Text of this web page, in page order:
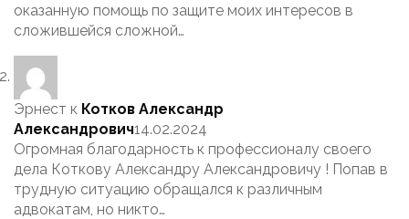
оказанную помощь по защите моих интересов в
сложившейся сложной…
Эрнест к Котков Александр
Александрович14.02.2024
Огромная благодарность к профессионалу своего
дела Коткову Александру Александровичу ! Попав в
трудную ситуацию обращался к различным
адвокатам, но никто…